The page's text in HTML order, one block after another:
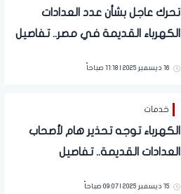
تحرك عاجل بشأن عدد العدادات
الكهرباء القديمة في مصر.. تفاصيل
16 ديسمبر 2025 | 11:18 صباحاً
خدمات
الكهرباء توجه تحذير هام لأصحاب
العدادات القديمة.. تفاصيل
15 ديسمبر 2025 | 09:07 صباحاً